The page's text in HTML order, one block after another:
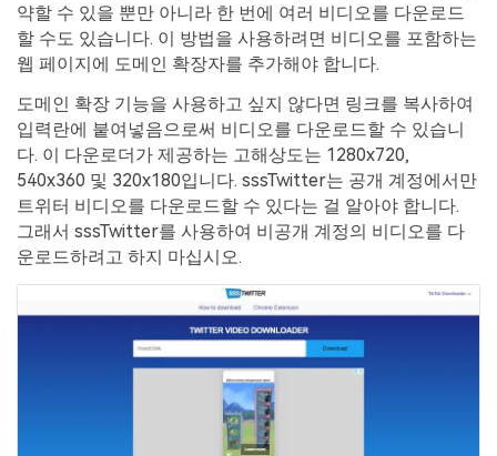
약할 수 있을 뿐만 아니라 한 번에 여러 비디오를 다운로드
할 수도 있습니다. 이 방법을 사용하려면 비디오를 포함하는
웹 페이지에 도메인 확장자를 추가해야 합니다.
도메인 확장 기능을 사용하고 싶지 않다면 링크를 복사하여
입력란에 붙여넣음으로써 비디오를 다운로드할 수 있습니
다. 이 다운로더가 제공하는 고해상도는 1280x720,
540x360 및 320x180입니다. sssTwitter는 공개 계정에서만
트위터 비디오를 다운로드할 수 있다는 걸 알아야 합니다.
그래서 sssTwitter를 사용하여 비공개 계정의 비디오를 다
운로드하려고 하지 마십시오.